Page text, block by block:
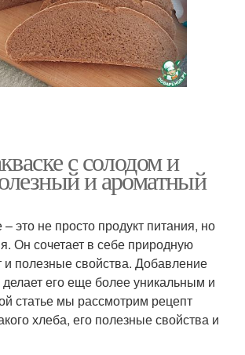
с солодом и
и ароматный
это не просто продукт питания, но
Он сочетает в себе природную
и полезные свойства. Добавление
его еще более уникальным и
статье мы рассмотрим рецепт
хлеба, его полезные свойства и